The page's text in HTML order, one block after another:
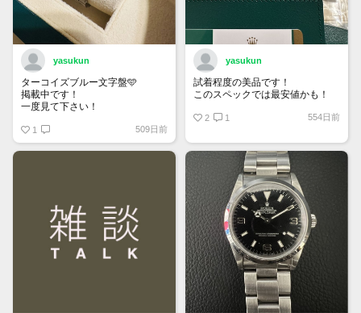
yasukun
ターコイズブルー文字盤🩵
掲載中です！
一度見て下さい！
1 509日前
yasukun
試着程度の美品です！
このスペックでは最安値かも！
2 1 554日前